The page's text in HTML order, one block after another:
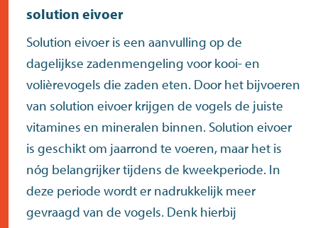
solution eivoer
Solution eivoer is een aanvulling op de
dagelijkse zadenmengeling voor kooi- en
volièrevogels die zaden eten. Door het bijvoeren
van solution eivoer krijgen de vogels de juiste
vitamines en mineralen binnen. Solution eivoer
is geschikt om jaarrond te voeren, maar het is
nóg belangrijker tijdens de kweekperiode. In
deze periode wordt er nadrukkelijk meer
gevraagd van de vogels. Denk hierbij